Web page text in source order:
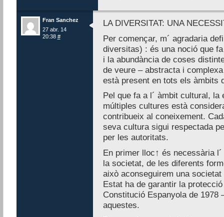
Fran Sanchez
27 abr. 14
20:38 #
LA DIVERSITAT: UNA
Per començar, m´ agradaria
diversitas) : és una noció que
i la abundància de coses
de veure – abstracta i
està present en tots els àmbits
Pel que fa a l´ àmbit cultural,
múltiples cultures està
contribueix al coneixement.
seva cultura sigui respectada
per les autoritats.
En primer lloc↑ és necessària
la societat, de les diferents
això aconseguirem una
Estat ha de garantir la
Constitució Espanyola de 1978
aquestes.